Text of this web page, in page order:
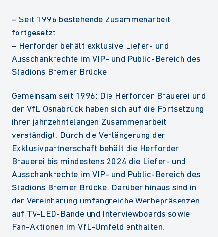
– Seit 1996 bestehende Zusammenarbeit
fortgesetzt
– Herforder behält exklusive Liefer- und
Ausschankrechte im VIP- und Public-Bereich des
Stadions Bremer Brücke
Gemeinsam seit 1996: Die Herforder Brauerei und
der VfL Osnabrück haben sich auf die Fortsetzung
ihrer jahrzehntelangen Zusammenarbeit
verständigt. Durch die Verlängerung der
Exklusivpartnerschaft behält die Herforder
Brauerei bis mindestens 2024 die Liefer- und
Ausschankrechte im VIP- und Public-Bereich des
Stadions Bremer Brücke. Darüber hinaus sind in
der Vereinbarung umfangreiche Werbepräsenzen
auf TV-LED-Bande und Interviewboards sowie
Fan-Aktionen im VfL-Umfeld enthalten.